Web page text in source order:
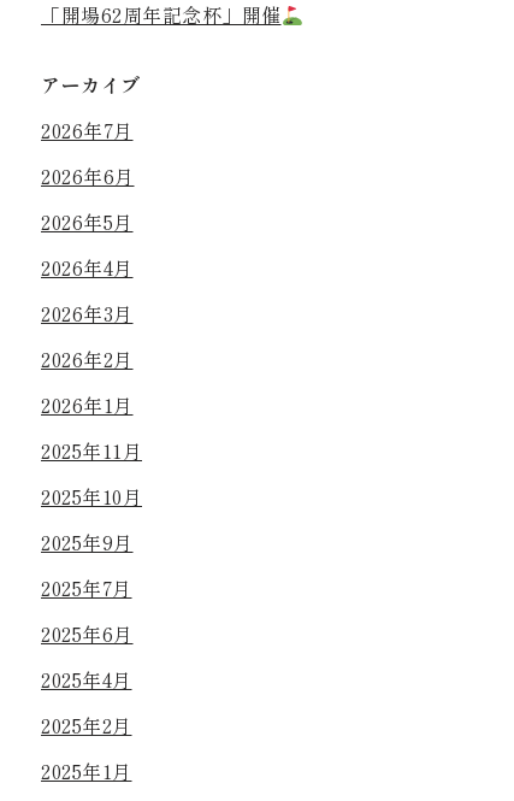
「開場62周年記念杯」開催
アーカイブ
2026年7月
2026年6月
2026年5月
2026年4月
2026年3月
2026年2月
2026年1月
2025年11月
2025年10月
2025年9月
2025年7月
2025年6月
2025年4月
2025年2月
2025年1月